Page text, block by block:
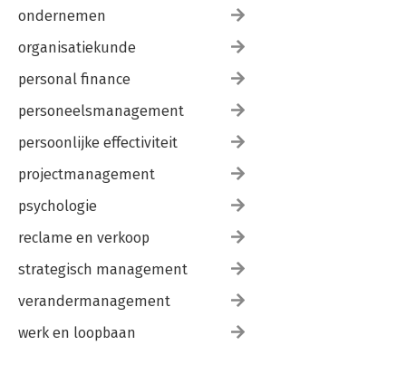
ondernemen
organisatiekunde
personal finance
personeelsmanagement
persoonlijke effectiviteit
projectmanagement
psychologie
reclame en verkoop
strategisch management
verandermanagement
werk en loopbaan